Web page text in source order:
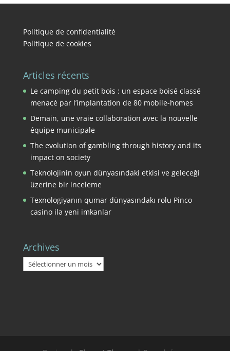
Politique de confidentialité
Politique de cookies
Articles récents
Le camping du petit bois : un espace boisé classé
menacé par l’implantation de 80 mobile-homes
Demain, une vraie collaboration avec la nouvelle
équipe municipale
The evolution of gambling through history and its
impact on society
Teknolojinin oyun dünyasındaki etkisi ve geleceği
üzerine bir inceleme
Texnologiyanın qumar dünyasındakı rolu Pinco
casino ilə yeni imkanlar
Archives
Archives